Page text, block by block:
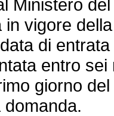
Ministero
vigore
di
entro
giorno